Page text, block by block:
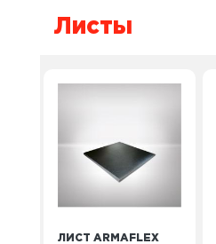
Листы
ЛИСТ ARMAFLEX